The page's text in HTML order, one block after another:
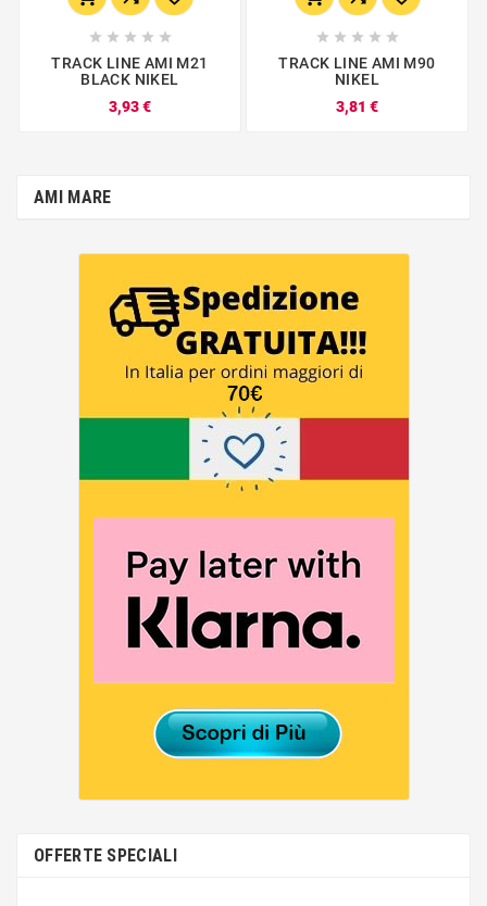
    
TRACK LINE AMI M21
BLACK NIKEL
3,93 €
    
TRACK LINE AMI M90
NIKEL
3,81 €
AMI MARE
OFFERTE SPECIALI